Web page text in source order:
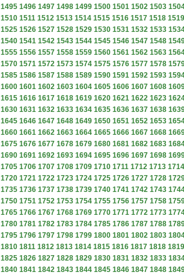
1495 1496 1497 1498 1499 1500 1501 1502 1503
1510 1511 1512 1513 1514 1515 1516 1517 1518 1519
1525 1526 1527 1528 1529 1530 1531 1532 1533
1540 1541 1542 1543 1544 1545 1546 1547 1548
1555 1556 1557 1558 1559 1560 1561 1562 1563
1570 1571 1572 1573 1574 1575 1576 1577 1578
1585 1586 1587 1588 1589 1590 1591 1592 1593
1600 1601 1602 1603 1604 1605 1606 1607 1608
1615 1616 1617 1618 1619 1620 1621 1622 1623
1630 1631 1632 1633 1634 1635 1636 1637 1638
1645 1646 1647 1648 1649 1650 1651 1652 1653
1660 1661 1662 1663 1664 1665 1666 1667 1668
1675 1676 1677 1678 1679 1680 1681 1682 1683
1690 1691 1692 1693 1694 1695 1696 1697 1698
1705 1706 1707 1708 1709 1710 1711 1712 1713 1714
1720 1721 1722 1723 1724 1725 1726 1727 1728
1735 1736 1737 1738 1739 1740 1741 1742 1743
1750 1751 1752 1753 1754 1755 1756 1757 1758
1765 1766 1767 1768 1769 1770 1771 1772 1773
1780 1781 1782 1783 1784 1785 1786 1787 1788
1795 1796 1797 1798 1799 1800 1801 1802 1803
1810 1811 1812 1813 1814 1815 1816 1817 1818 1819
1825 1826 1827 1828 1829 1830 1831 1832 1833
1840 1841 1842 1843 1844 1845 1846 1847 1848